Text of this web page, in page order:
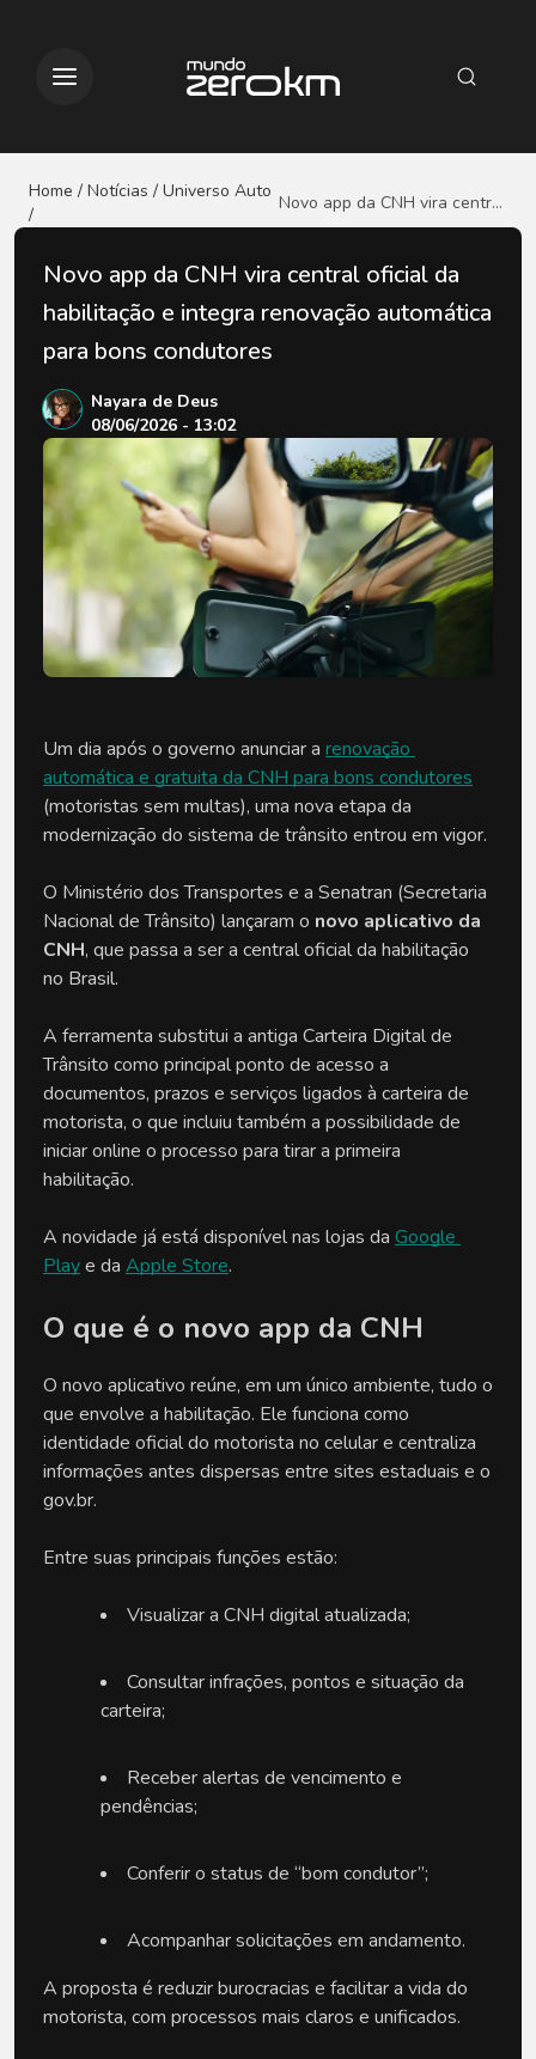
Home / Notícias / Universo Auto
/
Novo app da CNH vira central
oficial da habilitação e
automática para bons
condutores
Novo app da CNH vira central oficial da
habilitação e integra renovação automática
para bons condutores
Nayara de Deus
08/06/2026 - 13:02
Um dia após o governo anunciar a renovação
automática e gratuita da CNH para bons condutores
(motoristas sem multas), uma nova etapa da
modernização do sistema de trânsito entrou em vigor.
O Ministério dos Transportes e a Senatran (Secretaria
Nacional de Trânsito) lançaram o novo aplicativo da
CNH, que passa a ser a central oficial da habilitação
no Brasil.
A ferramenta substitui a antiga Carteira Digital de
Trânsito como principal ponto de acesso a
documentos, prazos e serviços ligados à carteira de
motorista, o que incluiu também a possibilidade de
iniciar online o processo para tirar a primeira
habilitação.
A novidade já está disponível nas lojas da Google
Play e da Apple Store.
O que é o novo app da CNH
O novo aplicativo reúne, em um único ambiente, tudo o
que envolve a habilitação. Ele funciona como
identidade oficial do motorista no celular e centraliza
informações antes dispersas entre sites estaduais e o
gov.br.
Entre suas principais funções estão:
Visualizar a CNH digital atualizada;
Consultar infrações, pontos e situação da
carteira;
Receber alertas de vencimento e
pendências;
Conferir o status de “bom condutor”;
Acompanhar solicitações em andamento.
A proposta é reduzir burocracias e facilitar a vida do
motorista, com processos mais claros e unificados.